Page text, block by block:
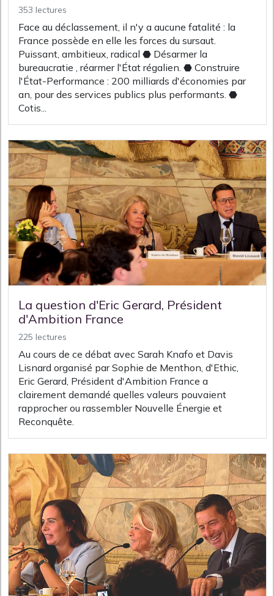
353 lectures
Face au déclassement, il n'y a aucune fatalité : la
France possède en elle les forces du sursaut.
Puissant, ambitieux, radical ⬣ Désarmer la
bureaucratie , réarmer l'État régalien. ⬣ Construire
l'État-Performance : 200 milliards d'économies par
an, pour des services publics plus performants. ⬣
Cotis...
La question d'Eric Gerard, Président
d'Ambition France
225 lectures
Au cours de ce débat avec Sarah Knafo et Davis
Lisnard organisé par Sophie de Menthon, d'Ethic,
Eric Gerard, Président d'Ambition France a
clairement demandé quelles valeurs pouvaient
rapprocher ou rassembler Nouvelle Énergie et
Reconquête.